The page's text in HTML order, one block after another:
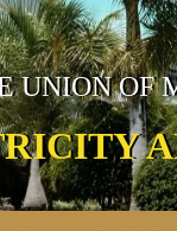
UNION OF